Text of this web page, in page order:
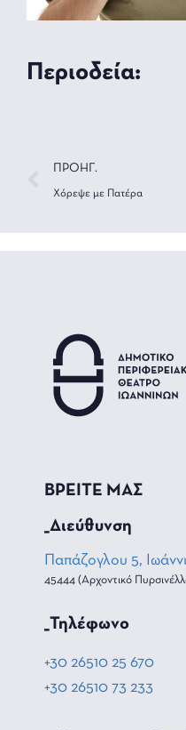
Περιοδεία:
ΠΡΟΗΓ.
Χόρεψε με Πατέρα
ΒΡΕΙΤΕ ΜΑΣ
_Διεύθυνση
Παπάζογλου 5,
45444 (Αρχοντικό
_Τηλέφωνο
+30 26510 25 670
+30 26510 73 233